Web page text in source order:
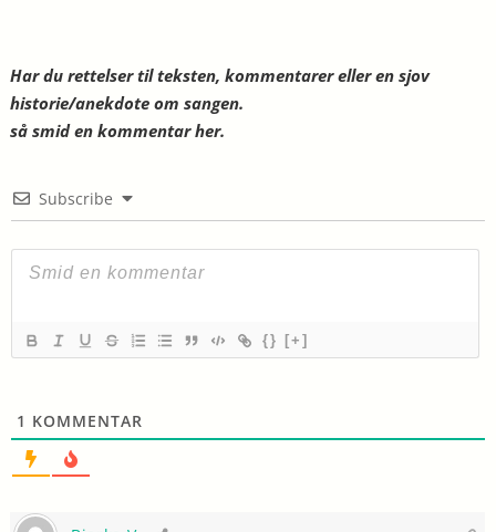
Har du rettelser til teksten, kommentarer eller en sjov
historie/anekdote om sangen.
så smid en kommentar her.
Subscribe
{} [+]
1 KOMMENTAR